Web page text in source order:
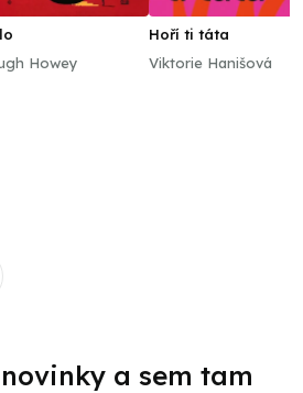
Howey
Hoří ti táta
Viktorie Hanišová
a sem tam